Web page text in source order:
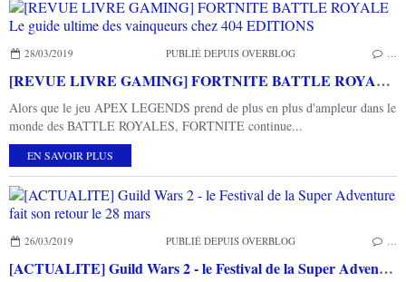
28/03/2019 PUBLIÉ DEPUIS OVERBLOG …
[REVUE LIVRE GAMING] FORTNITE BATTLE ROYALE Le guide ultime des vainqueurs chez 404 EDITIONS
Alors que le jeu APEX LEGENDS prend de plus en plus d'ampleur dans le
monde des BATTLE ROYALES, FORTNITE continue...
EN SAVOIR PLUS
26/03/2019 PUBLIÉ DEPUIS OVERBLOG …
[ACTUALITE] Guild Wars 2 - le Festival de la Super Adventure fait son retour le 28 mars